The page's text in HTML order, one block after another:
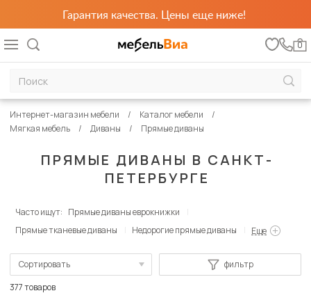
Гарантия качества. Цены еще ниже!
0
ПРЯМЫЕ ДИВАНЫ В САНКТ-
ПЕТЕРБУРГЕ
Интернет-магазин мебели
Каталог мебели
Мягкая мебель
Диваны Прямые диваны
Часто ищут: Прямые диваны еврокнижки
Прямые тканевые диваны
Недорогие прямые диваны Еще
Сортировать
фильтр
377 товаров